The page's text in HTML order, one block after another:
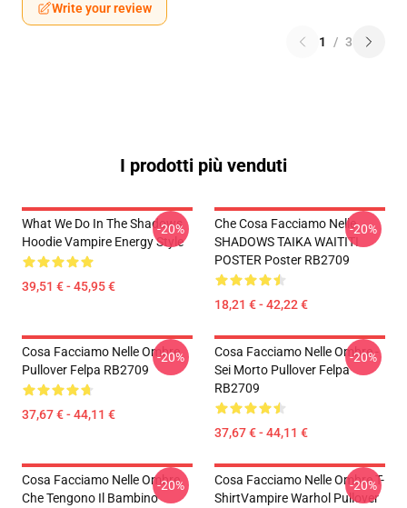
Write your review
1 / 3
I prodotti più venduti
What We Do In The Shadows
Hoodie Vampire Energy Style
39,51 € - 45,95 €
-20%
Che Cosa Facciamo Nelle
SHADOWS TAIKA WAITITI
POSTER Poster RB2709
18,21 € - 42,22 €
-20%
Cosa Facciamo Nelle Ombre
Pullover Felpa RB2709
37,67 € - 44,11 €
-20%
Cosa Facciamo Nelle Ombre -
Sei Morto Pullover Felpa
RB2709
37,67 € - 44,11 €
-20%
Cosa Facciamo Nelle Ombre
Che Tengono Il Bambino
-20%
Cosa Facciamo Nelle Ombre T-
ShirtVampire Warhol Pullover
-20%